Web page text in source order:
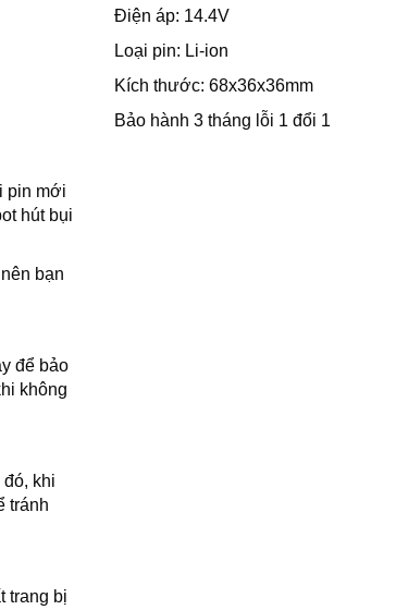
Điện áp: 14.4V
Loại pin: Li-ion
Kích thước: 68x36x36mm
Bảo hành 3 tháng lỗi 1 đổi 1
pin mới
hút bụi
bạn
để bảo
không
khi
tránh
trang bị